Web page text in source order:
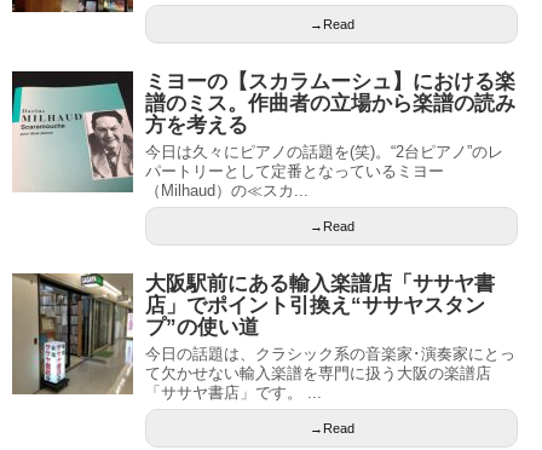
→Read
ミヨーの【スカラムーシュ】における楽
譜のミス。作曲者の立場から楽譜の読み
方を考える
今日は久々にピアノの話題を(笑)。“2台ピアノ”のレ
パートリーとして定番となっているミヨー
（Milhaud）の≪スカ...
→Read
大阪駅前にある輸入楽譜店「ササヤ書
店」でポイント引換え“ササヤスタン
プ”の使い道
今日の話題は、クラシック系の音楽家･演奏家にとっ
て欠かせない輸入楽譜を専門に扱う大阪の楽譜店
「ササヤ書店」です。 ...
→Read